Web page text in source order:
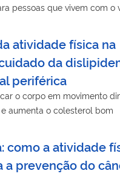
pessoas que vivem com o
atividade física na
da
periférica
o corpo em movimento
aumenta o colesterol bom
como a atividade
a prevenção do